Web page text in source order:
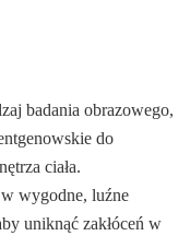
badania obrazowego,
do
ciała.
wygodne, luźne
uniknąć zakłóceń w